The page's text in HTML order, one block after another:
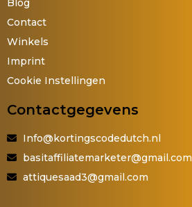
Blog
Contact
Winkels
Imprint
Cookie Instellingen
Contactgegevens
Info@kortingscodedutch.nl
basitaffiliatemarketer@gmail.com
attiquesaad3@gmail.com